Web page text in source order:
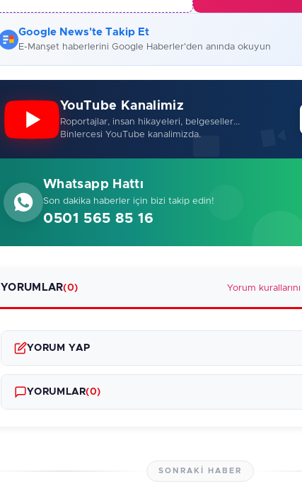
Google News'te Takip Et
E-Manşet haberlerini Google Haberler'den anında okuyun
YouTube Kanalimiz
Roportajlar, insan hikayeleri, belgeseller...
Binlercesi YouTube kanalimizda.
Whatsapp Hattı
Son dakika haberler için bizi takip edin!
0501 565 85 16
YORUMLAR(0) Yorum
YORUM YAP
YORUMLAR(0)
SONRAKI HABER